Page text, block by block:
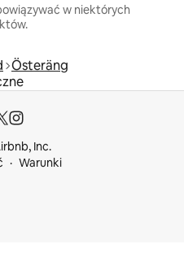
w niektórych
Österäng
Inc.
Warunki